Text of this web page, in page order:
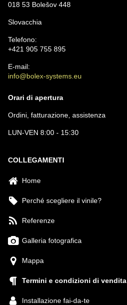
018 53 Bolešov 448
Slovacchia
Telefono:
+421 905 755 895
E-mail:
info@bolex-systems.eu
Orari di apertura
Ordini, fatturazione, assistenza
LUN-VEN 8:00 - 15:30
COLLEGAMENTI
Home
Perché scegliere il vinile?
Referenze
Galleria fotografica
Mappa
Termini e condizioni di vendita
Installazione fai-da-te